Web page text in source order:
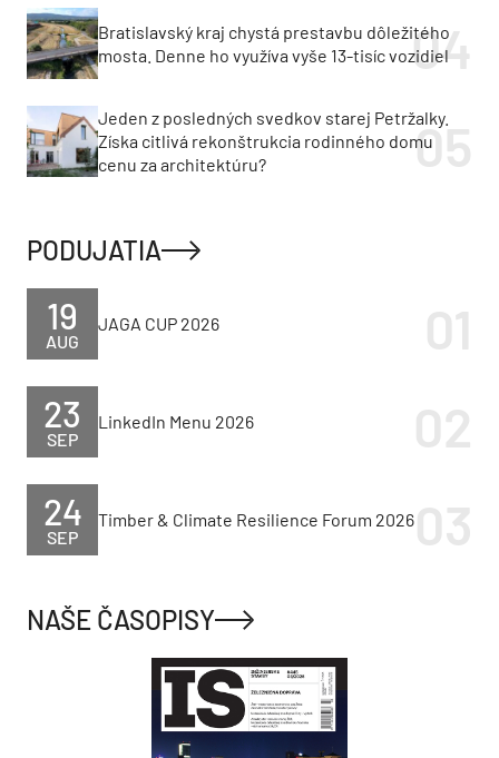
Bratislavský kraj chystá prestavbu dôležitého
mosta. Denne ho využíva vyše 13-tisíc vozidiel
Jeden z posledných svedkov starej Petržalky.
Získa citlivá rekonštrukcia rodinného domu
cenu za architektúru?
PODUJATIA
AUG
19 JAGA CUP 2026
SEP
23 LinkedIn Menu 2026
SEP
24 Timber & Climate Resilience Forum 2026
NAŠE ČASOPISY